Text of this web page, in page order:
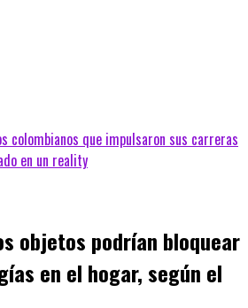
colombianos que impulsaron sus carreras
en un reality
objetos podrían bloquear
en el hogar, según el